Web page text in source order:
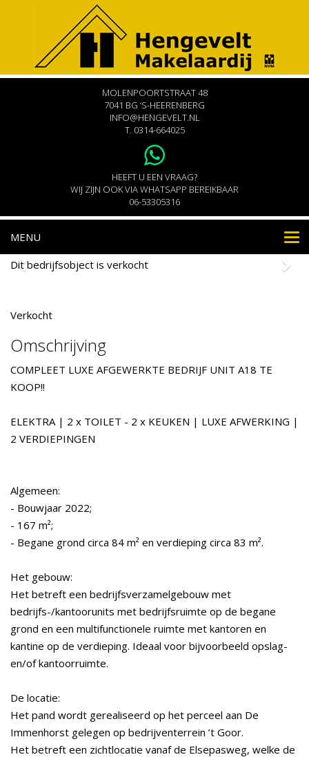
MOLENPOORTSTRAAT 48
7041 BG ‘S-HEERENBERG
INFO@HENGEVELT.NL
T. 0314-664025
HEEFT U EEN VRAAG?
WIJ ZIJN OOK VIA WHATSAPP BEREIKBAAR
06-53305316
MENU
Dit bedrijfsobject is verkocht
Verkocht
Omschrijving
COMPLEET LUXE AFGEWERKTE BEDRIJF UNIT A18 TE
KOOP!!
ELEKTRA | 2 x TOILET - 2 x KEUKEN | LUXE AFWERKING |
2 VERDIEPINGEN
Algemeen:
- Bouwjaar 2022;
- 167 m²;
- Begane grond circa 84 m² en verdieping circa 83 m².
Het gebouw:
Het betreft een bedrijfsverzamelgebouw met
bedrijfs-/kantoorunits met bedrijfsruimte op de begane
grond en een multifunctionele ruimte met kantoren en
kantine op de verdieping. Ideaal voor bijvoorbeeld opslag-
en/of kantoorruimte.
De locatie:
Het pand wordt gerealiseerd op het perceel aan De
Immenhorst gelegen op bedrijventerrein ’t Goor.
Het betreft een zichtlocatie vanaf de Elsepasweg, welke de